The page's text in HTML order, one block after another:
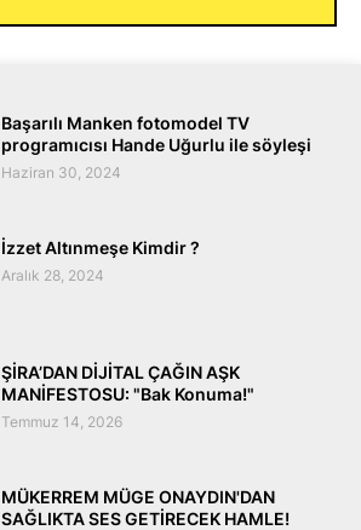
Başarılı Manken fotomodel TV
programıcısı Hande Uğurlu ile söyleşi
Haziran 30, 2024
İzzet Altınmeşe Kimdir ?
Aralık 28, 2024
ŞİRA’DAN DİJİTAL ÇAĞIN AŞK
MANİFESTOSU: "Bak Konuma!"
Temmuz 14, 2026
MÜKERREM MÜGE ONAYDIN'DAN
SAĞLIKTA SES GETİRECEK HAMLE!